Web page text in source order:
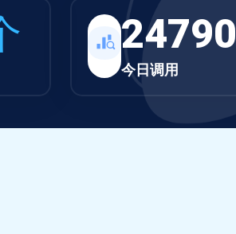
24790
今日调用